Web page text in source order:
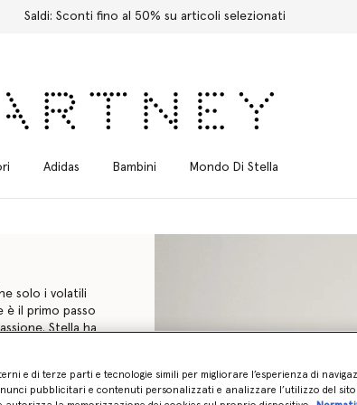
Spedizione Express gratuita per tutti gli ordini
Adidas Bambini Mondo Di Stella
solo i volatili
è il primo passo
Stella ha
pelli, piume e
costruzioni
e di terze parti e tecnologie simili per migliorare l’esperienza di
pubblicitari e contenuti personalizzati e analizzare l’utilizzo del